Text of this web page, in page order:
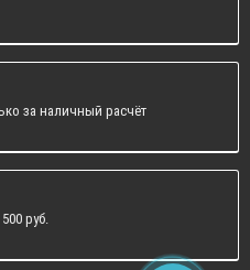
за наличный расчёт
руб.